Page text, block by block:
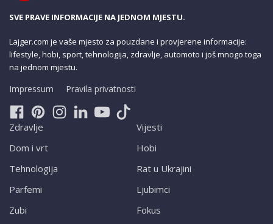
SVE PRAVE INFORMACIJE NA JEDNOM MJESTU.
Lajger.com je vaše mjesto za pouzdane i provjerene informacije:
lifestyle, hobi, sport, tehnologija, zdravlje, automoto i još mnogo toga
na jednom mjestu.
Impressum Pravila privatnosti
Zdravlje
Dom i vrt
Tehnologija
Parfemi
Zubi
Vijesti
Hobi
Rat u Ukrajini
Ljubimci
Fokus